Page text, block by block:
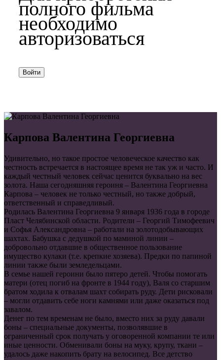
полного фильма
необходимо
авторизоваться
Войти
Карпова Валентина Георгиевна
Удивительно, но такое простое человеческое качество как
честность встречается в настоящее время не так уж и часто. И
каждый честный человек сейчас ценится буквально на вес
золота. Наша сегодняшняя героиня – Валентина Георгиевна
Карпова – человек не только честный, но также добрый,
ответственный и справедливый.
Родилась Валентина Георгиевна 9 января 1936 года в городе
Пласт Челябинской области. Родители – Георгий Тимофеевич
и Софья Александровна – работали на золотодобывающих
шахтах. Бабушка с дедушкой по маминой линии –
добровольно отдавшие в общественное пользование
имущество кулаки (т.е. крепкие хозяева). Предки по папиной
линии также были земледельцами.
В семье нашей героини было пятеро детей. Чтобы помогать
матери (отец погиб на фронте в 1944 году), Валя со старшим
братом ходила к отвалам шахт собирать руду. Дети рисковали
– могли отдавить себе ноги камнями или даже оказаться под
завалом.
Денег по тем временам не было, вместо них за руду давали
боны – специальные документы, позволявшие в
ограниченный срок получать у оговоренной компании те или
иные ценности. Обменивали боны на муку, крупу, ткани –
удалось даже накопить брату на велосипед. Все детство